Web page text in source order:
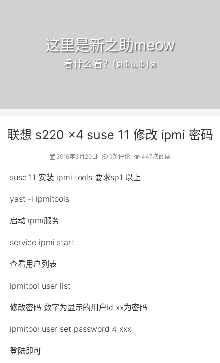
这里是新之助meow
看什么看？(ฅΦωΦ)ฅ
联想 s220 x4 suse 11 修改 ipmi 密码
2016年3月20日 0条评论 447次阅读
suse 11 安装 ipmi tools 要求sp1 以上
yast -i ipmitools
启动 ipmi服务
service ipmi start
查看用户列表
ipmitool user list
修改密码 数字为显示的用户id xx为密码
ipmitool user set password 4 xxx
登陆即可